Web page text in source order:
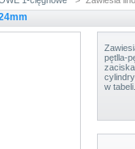
w tabeli.